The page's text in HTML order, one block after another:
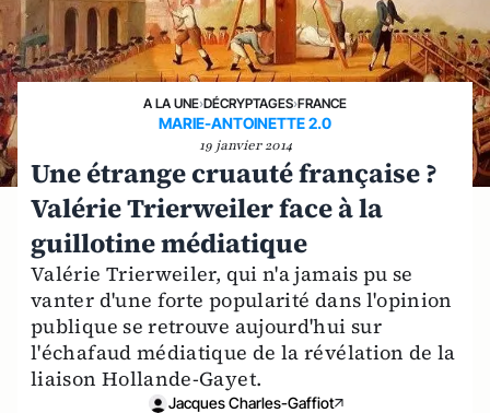
A LA UNE›DÉCRYPTAGES›FRANCE
MARIE-ANTOINETTE 2.0
19 janvier 2014
Une étrange cruauté française ?
Valérie Trierweiler face à la
guillotine médiatique
Valérie Trierweiler, qui n'a jamais pu se
vanter d'une forte popularité dans l'opinion
publique se retrouve aujourd'hui sur
l'échafaud médiatique de la révélation de la
liaison Hollande-Gayet.
Jacques Charles-Gaffiot